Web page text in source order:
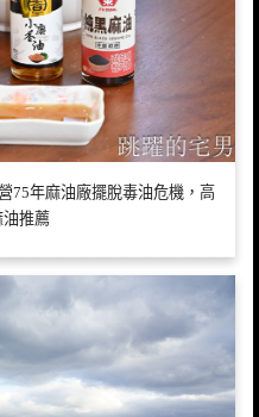
75年麻油廠擺脫毒油危機，高
油推薦